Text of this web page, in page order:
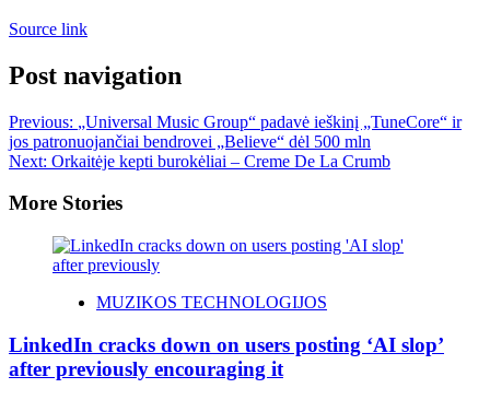
Source link
Post navigation
Previous: „Universal Music Group“ padavė ieškinį „TuneCore“ ir
jos patronuojančiai bendrovei „Believe“ dėl 500 mln
Next: Orkaitėje kepti burokėliai – Creme De La Crumb
More Stories
MUZIKOS TECHNOLOGIJOS
LinkedIn cracks down on users posting ‘AI slop’
after previously encouraging it